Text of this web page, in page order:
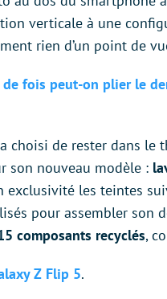
verticale à une
rien d’un point de
fois peut-on plier le
choisi de rester dans le
son nouveau modèle :
exclusivité les teintes
pour assembler son
composants recyclés,
Z Flip 5.